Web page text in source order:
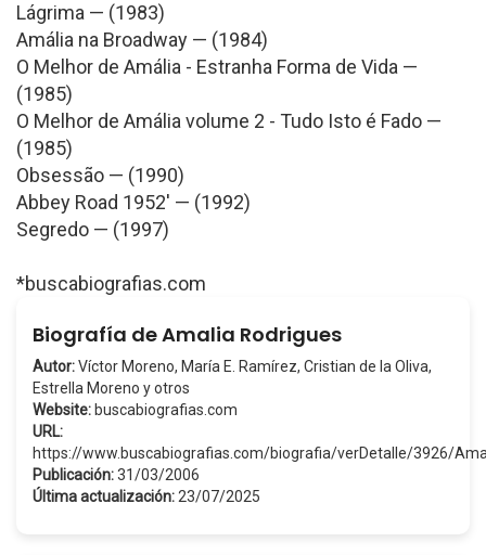
Lágrima — (1983)
Amália na Broadway — (1984)
O Melhor de Amália - Estranha Forma de Vida —
(1985)
O Melhor de Amália volume 2 - Tudo Isto é Fado —
(1985)
Obsessão — (1990)
Abbey Road 1952' — (1992)
Segredo — (1997)
*buscabiografias.com
Biografía de Amalia Rodrigues
Autor:Víctor Moreno, María E. Ramírez, Cristian de la Oliva,
Estrella Moreno y otros
Website: buscabiografias.com
URL:
https://www.buscabiografias.com/biografia/verDetalle/3926/
Publicación:31/03/2006
Última actualización: 23/07/2025